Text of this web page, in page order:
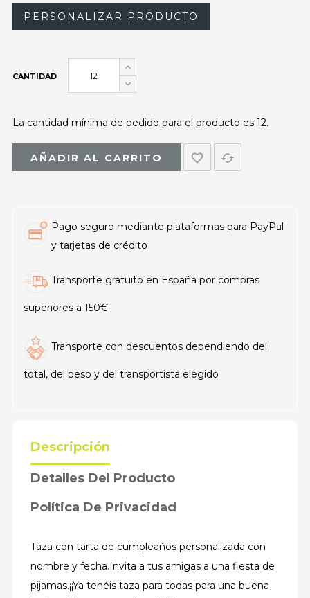
PERSONALIZAR PRODUCTO
CANTIDAD
La cantidad mínima de pedido para el producto es 12.
AÑADIR AL CARRITO favorite_border cached
Pago seguro mediante plataformas para PayPal
y tarjetas de crédito
Transporte gratuito en España por compras
superiores a 150€
Transporte con descuentos dependiendo del
total, del peso y del transportista elegido
Descripción
Detalles Del Producto
Política De Privacidad
Taza con tarta de cumpleaños personalizada con
nombre y fecha.Invita a tus amigas a una fiesta de
pijamas.¡¡Ya tenéis taza para todas para una buena